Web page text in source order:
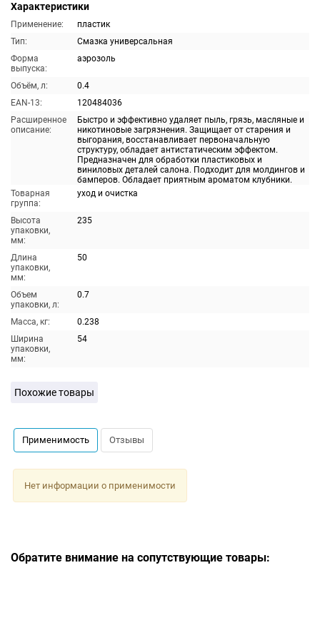
Характеристики
Применение:
пластик
Тип:
Смазка универсальная
Форма
выпуска:
аэрозоль
Объём, л:
0.4
EAN-13:
120484036
Расширенное
описание:
Быстро и эффективно удаляет пыль, грязь, масляные и
никотиновые загрязнения. Защищает от старения и
выгорания, восстанавливает первоначальную
структуру, обладает антистатическим эффектом.
Предназначен для обработки пластиковых и
виниловых деталей салона. Подходит для молдингов и
бамперов. Обладает приятным ароматом клубники.
Товарная
группа:
уход и очистка
Высота
упаковки,
мм:
235
Длина
упаковки,
мм:
50
Объем
упаковки, л:
0.7
Масса, кг:
0.238
Ширина
упаковки,
мм:
54
Похожие товары
Применимость Отзывы
Нет информации о применимости
Обратите внимание на сопутствующие товары: